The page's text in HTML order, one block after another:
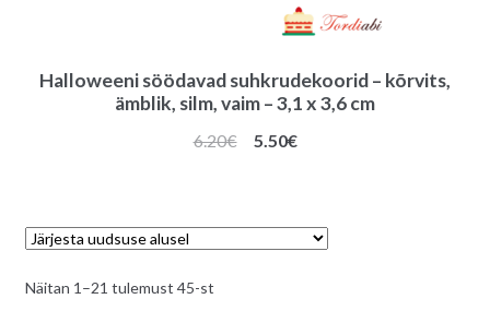
Halloweeni söödavad suhkrudekoorid – kõrvits,
ämblik, silm, vaim – 3,1 x 3,6 cm
6.20€
Algne
5.50€Praegune
Näitan 1–21 tulemust 45-stSorditud